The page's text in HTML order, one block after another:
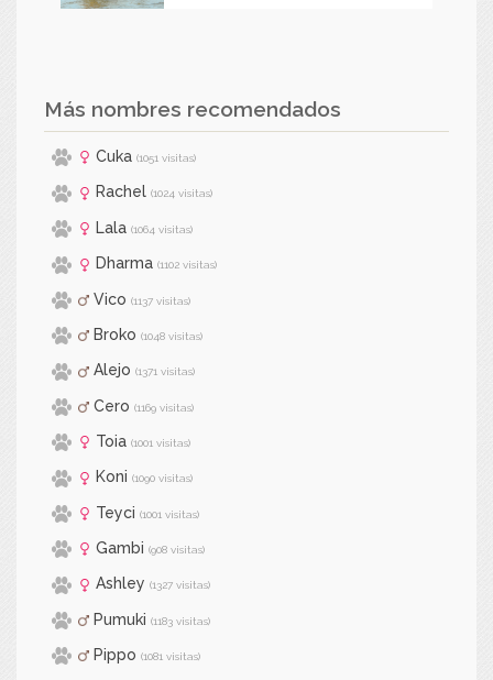
Más nombres recomendados
Cuka (1051 visitas)
Rachel (1024 visitas)
Lala (1064 visitas)
Dharma (1102 visitas)
Vico (1137 visitas)
Broko (1048 visitas)
Alejo (1371 visitas)
Cero (1169 visitas)
Toia (1001 visitas)
Koni (1090 visitas)
Teyci (1001 visitas)
Gambi (908 visitas)
Ashley (1327 visitas)
Pumuki (1183 visitas)
Pippo (1081 visitas)